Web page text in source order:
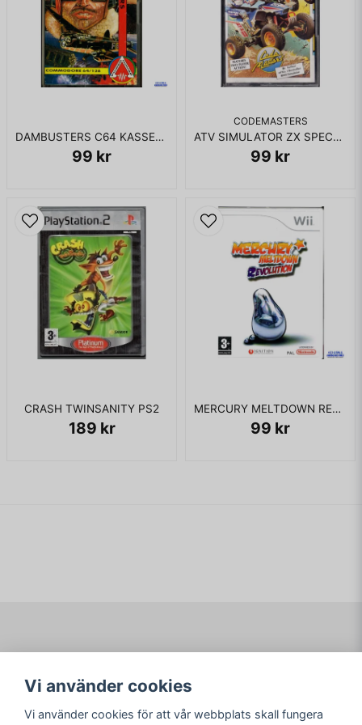
DAMBUSTERS C64 KASSETT
99 kr
CODEMASTERS
ATV SIMULATOR ZX SPECTRUM
99 kr
CRASH TWINSANITY PS2
189 kr
MERCURY MELTDOWN REVOLUTION WII
99 kr
Köpvillkor
Logga in
Glömt lösenord?
Vi använder cookies
Vi använder cookies för att vår webbplats skall fungera